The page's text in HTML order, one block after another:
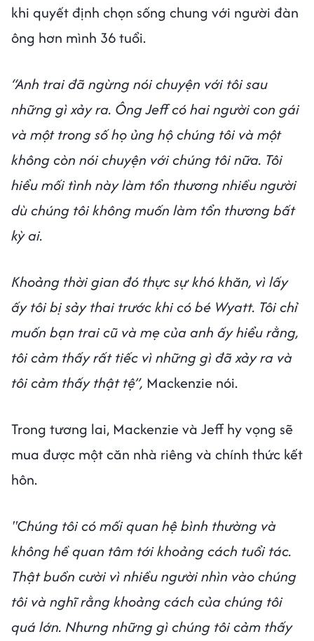
khi quyết định chọn sống chung với người đàn
ông hơn mình 36 tuổi.
“Anh trai đã ngừng nói chuyện với tôi sau
những gì xảy ra. Ông Jeff có hai người con gái
và một trong số họ ủng hộ chúng tôi và một
không còn nói chuyện với chúng tôi nữa. Tôi
hiểu mối tình này làm tổn thương nhiều người
dù chúng tôi không muốn làm tổn thương bất
kỳ ai.
Khoảng thời gian đó thực sự khó khăn, vì lấy
ấy tôi bị sảy thai trước khi có bé Wyatt. Tôi chỉ
muốn bạn trai cũ và mẹ của anh ấy hiểu rằng,
tôi cảm thấy rất tiếc vì những gì đã xảy ra và
tôi cảm thấy thật tệ”, Mackenzie nói.
Trong tương lai, Mackenzie và Jeff hy vọng sẽ
mua được một căn nhà riêng và chính thức kết
hôn.
"Chúng tôi có mối quan hệ bình thường và
không hề quan tâm tới khoảng cách tuổi tác.
Thật buồn cười vì nhiều người nhìn vào chúng
tôi và nghĩ rằng khoảng cách của chúng tôi
quá lớn. Nhưng những gì chúng tôi cảm thấy